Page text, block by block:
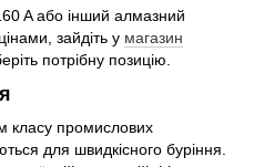
A або інший алмазний
зайдіть у магазин
потрібну позицію.
класу промислових
для швидкісного буріння.